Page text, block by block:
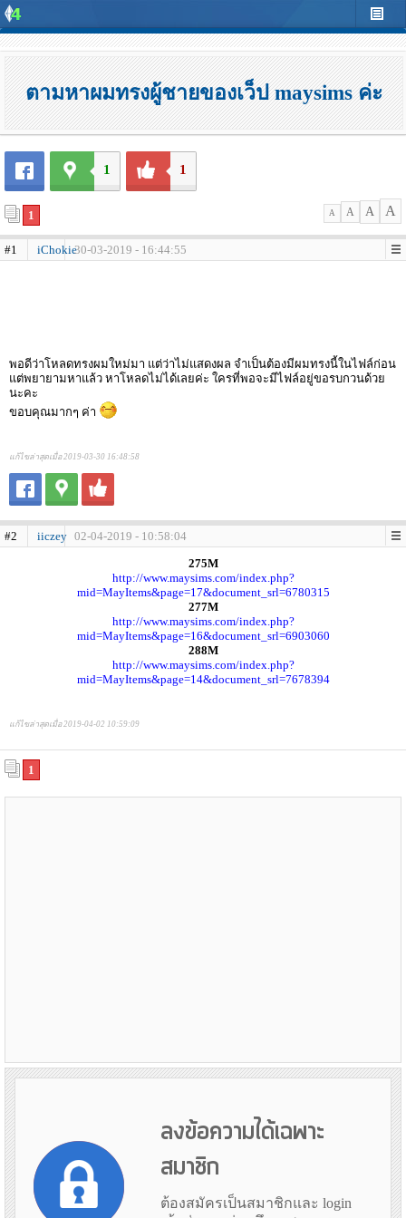
ตามหาผมทรงผู้ชายของเว็ป maysims ค่ะ
1 1
1 A A A A
#1 iChokie30-03-2019 - 16:44:55
พอดีว่าโหลดทรงผมใหม่มา แต่ว่าไม่แสดงผล จำเป็นต้องมีผมทรงนี้ในไฟล์ก่อน
แต่พยายามหาแล้ว หาโหลดไม่ได้เลยค่ะ ใครที่พอจะมีไฟล์อยู่ขอรบกวนด้วย
นะคะ
ขอบคุณมากๆ ค่า
แก้ไขล่าสุดเมื่อ 2019-03-30 16:48:58
#2 iiczey 02-04-2019 - 10:58:04
275M
http://www.maysims.com/index.php?
mid=MayItems&page=17&document_srl=6780315
277M
http://www.maysims.com/index.php?
mid=MayItems&page=16&document_srl=6903060
288M
http://www.maysims.com/index.php?
mid=MayItems&page=14&document_srl=7678394
แก้ไขล่าสุดเมื่อ 2019-04-02 10:59:09
1
ลงข้อความได้เฉพาะ
สมาชิก
ต้องสมัครเป็นสมาชิกและ login